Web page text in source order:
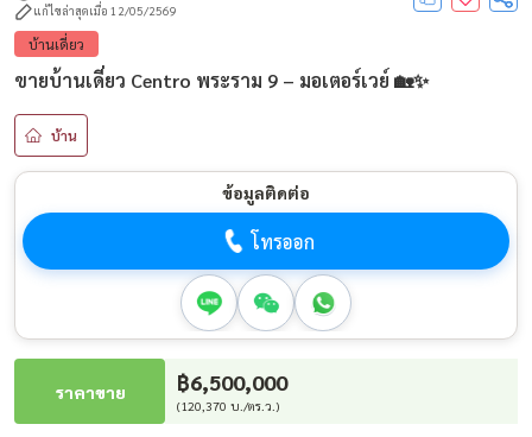
แก้ไขล่าสุดเมื่อ 12/05/2569
บ้านเดี่ยว
ขายบ้านเดี่ยว Centro พระราม 9 – มอเตอร์เวย์ 🏡✨
บ้าน
ข้อมูลติดต่อ
โทรออก
ราคาขาย ฿6,500,000
(120,370 บ./ตร.ว.)